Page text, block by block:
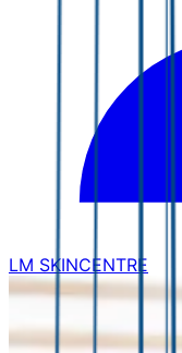
LM SKINCENTRE